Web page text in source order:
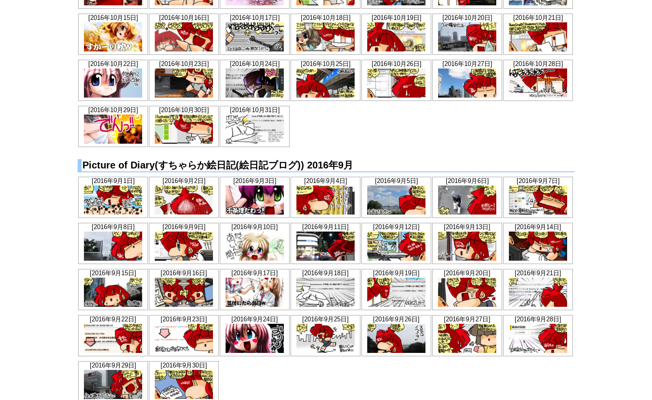
[2016年10月15日] [2016年10月16日] [2016年10月17日] [2016年10月18日] [2016年10月19日] [2016年10月20日] [2016年10月21日]
[2016年10月22日] [2016年10月23日] [2016年10月24日] [2016年10月25日] [2016年10月26日] [2016年10月27日] [2016年10月28日]
[2016年10月29日] [2016年10月30日] [2016年10月31日]
Picture of Diary(すちゃらか絵日記(絵日記ブログ)) 2016年9月
[2016年9月1日] [2016年9月2日] [2016年9月3日] [2016年9月4日] [2016年9月5日] [2016年9月6日] [2016年9月7日]
[2016年9月8日] [2016年9月9日] [2016年9月10日] [2016年9月11日] [2016年9月12日] [2016年9月13日] [2016年9月14日]
[2016年9月15日] [2016年9月16日] [2016年9月17日] [2016年9月18日] [2016年9月19日] [2016年9月20日] [2016年9月21日]
[2016年9月22日] [2016年9月23日] [2016年9月24日] [2016年9月25日] [2016年9月26日] [2016年9月27日] [2016年9月28日]
[2016年9月29日] [2016年9月30日]